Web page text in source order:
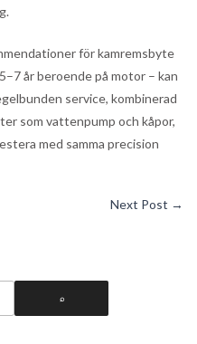
för kamremsbyte
år beroende på motor – kan
service, kombinerad
som vattenpump och kåpor,
med samma precision
Next Post →